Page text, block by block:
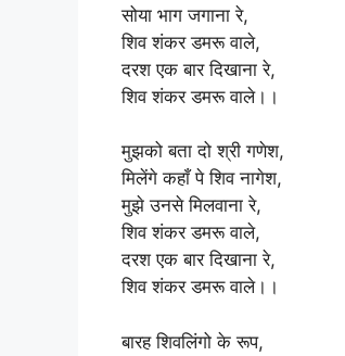
सोया भाग जगाना रे,
शिव शंकर डमरू वाले,
दरश एक बार दिखाना रे,
शिव शंकर डमरू वाले।।
मुझको बता दो श्री गणेश,
मिलेंगे कहाँ पे शिव नागेश,
मुझे उनसे मिलवाना रे,
शिव शंकर डमरू वाले,
दरश एक बार दिखाना रे,
शिव शंकर डमरू वाले।।
बारह शिवलिंगो के रूप,